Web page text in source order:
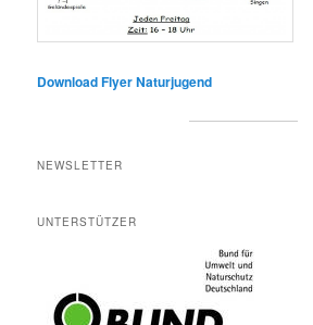
Download Flyer Naturjugend
NEWSLETTER
UNTERSTÜTZER